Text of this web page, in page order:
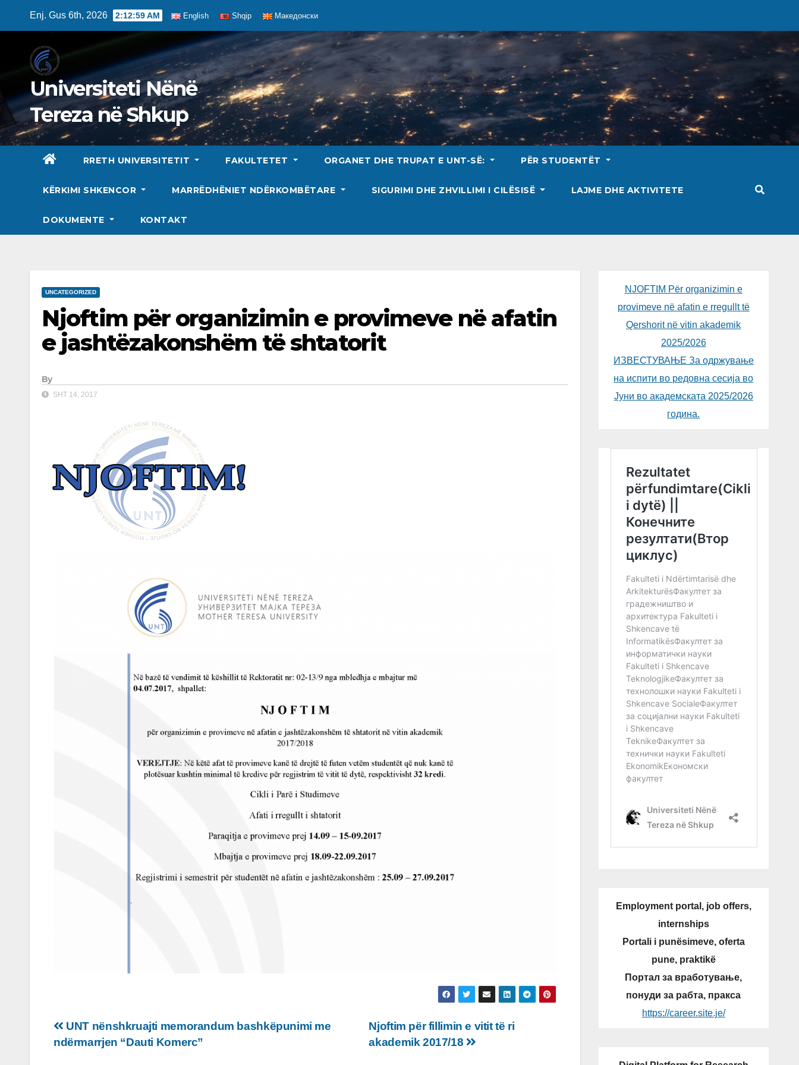
Enj. Gus 6th, 2026 2:13:00 AM English Shqip Македонски
Universiteti Nënë
Tereza në Shkup
RRETH UNIVERSITETIT FAKULTETET ORGANET DHE TRUPAT E UNT-SË: PËR STUDENTËT
KËRKIMI SHKENCOR MARRËDHËNIET NDËRKOMBËTARE SIGURIMI DHE ZHVILLIMI I CILËSISË LAJME DHE AKTIVITETE
DOKUMENTE KONTAKT
UNCATEGORIZED
Njoftim për organizimin e provimeve në afatin
e jashtëzakonshëm të shtatorit
By
SHT 14, 2017
Lëvizje
Njoftim për fillimin e vitit të ri
akademik 2017/18
UNT nënshkruajti memorandum bashkëpunimi me
ndërmarrjen “Dauti Komerc”
NJOFTIM Për organizimin e
provimeve në afatin e rregullt të
Qershorit në vitin akademik
2025/2026
ИЗВЕСТУВАЊЕ За одржување
на испити во редовна сесија во
Јуни во академската 2025/2026
година.
Employment portal, job offers,
internships
Portali i punësimeve, oferta
pune, praktikë
Портал за вработување,
понуди за рабта, пракса
https://career.site.je/